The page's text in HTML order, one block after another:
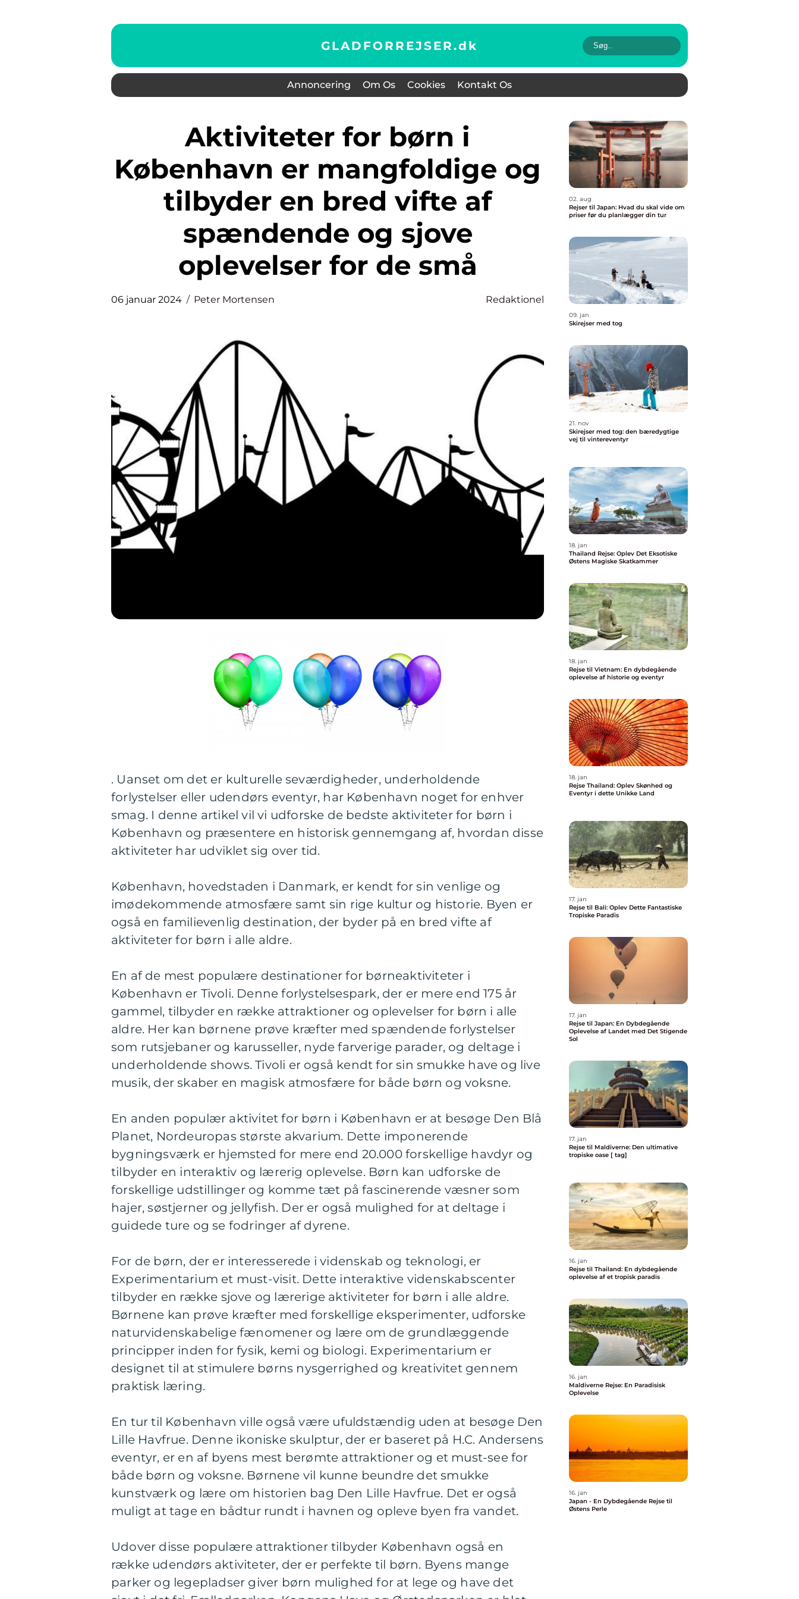
GLADFORREJSER.dk
Annoncering Om Os Cookies Kontakt Os
Aktiviteter for børn i
København er mangfoldige og
tilbyder en bred vifte af
spændende og sjove
oplevelser for de små
06 januar 2024 Peter Mortensen Redaktionel
. Uanset om det er kulturelle seværdigheder, underholdende
forlystelser eller udendørs eventyr, har København noget for enhver
smag. I denne artikel vil vi udforske de bedste aktiviteter for børn i
København og præsentere en historisk gennemgang af, hvordan disse
aktiviteter har udviklet sig over tid.
København, hovedstaden i Danmark, er kendt for sin venlige og
imødekommende atmosfære samt sin rige kultur og historie. Byen er
også en familievenlig destination, der byder på en bred vifte af
aktiviteter for børn i alle aldre.
En af de mest populære destinationer for børneaktiviteter i
København er Tivoli. Denne forlystelsespark, der er mere end 175 år
gammel, tilbyder en række attraktioner og oplevelser for børn i alle
aldre. Her kan børnene prøve kræfter med spændende forlystelser
som rutsjebaner og karusseller, nyde farverige parader, og deltage i
underholdende shows. Tivoli er også kendt for sin smukke have og live
musik, der skaber en magisk atmosfære for både børn og voksne.
En anden populær aktivitet for børn i København er at besøge Den Blå
Planet, Nordeuropas største akvarium. Dette imponerende
bygningsværk er hjemsted for mere end 20.000 forskellige havdyr og
tilbyder en interaktiv og lærerig oplevelse. Børn kan udforske de
forskellige udstillinger og komme tæt på fascinerende væsner som
hajer, søstjerner og jellyfish. Der er også mulighed for at deltage i
guidede ture og se fodringer af dyrene.
For de børn, der er interesserede i videnskab og teknologi, er
Experimentarium et must-visit. Dette interaktive videnskabscenter
tilbyder en række sjove og lærerige aktiviteter for børn i alle aldre.
Børnene kan prøve kræfter med forskellige eksperimenter, udforske
naturvidenskabelige fænomener og lære om de grundlæggende
principper inden for fysik, kemi og biologi. Experimentarium er
designet til at stimulere børns nysgerrighed og kreativitet gennem
praktisk læring.
En tur til København ville også være ufuldstændig uden at besøge Den
Lille Havfrue. Denne ikoniske skulptur, der er baseret på H.C. Andersens
eventyr, er en af byens mest berømte attraktioner og et must-see for
både børn og voksne. Børnene vil kunne beundre det smukke
kunstværk og lære om historien bag Den Lille Havfrue. Det er også
muligt at tage en bådtur rundt i havnen og opleve byen fra vandet.
Udover disse populære attraktioner tilbyder København også en
række udendørs aktiviteter, der er perfekte til børn. Byens mange
parker og legepladser giver børn mulighed for at lege og have det
02. aug
Rejser til Japan: Hvad du skal vide om
priser før du planlægger din tur
09. jan
Skirejser med tog
21. nov
Skirejser med tog: den bæredygtige
vej til vintereventyr
18. jan
Thailand Rejse: Oplev Det Eksotiske
Østens Magiske Skatkammer
18. jan
Rejse til Vietnam: En dybdegående
oplevelse af historie og eventyr
18. jan
Rejse Thailand: Oplev Skønhed og
Eventyr i dette Unikke Land
17. jan
Rejse til Bali: Oplev Dette Fantastiske
Tropiske Paradis
17. jan
Rejse til Japan: En Dybdegående
Oplevelse af Landet med Det Stigende
Sol
17. jan
Rejse til Maldiverne: Den ultimative
tropiske oase [ tag]
16. jan
Rejse til Thailand: En dybdegående
oplevelse af et tropisk paradis
16. jan
Maldiverne Rejse: En Paradisisk
Oplevelse
16. jan
Japan - En Dybdegående Rejse til
Østens Perle